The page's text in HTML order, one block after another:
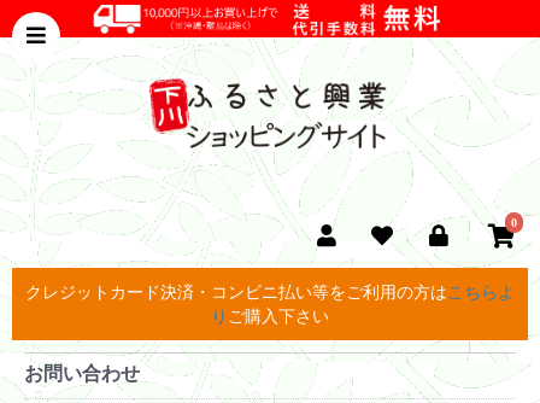
0
クレジットカード決済・コンビニ払い等をご利用の方はこちらよ
り ご購入下さい
お問い合わせ